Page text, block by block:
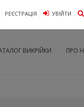
РЕЄСТРАЦІЯ УВIЙТИ
ВИКРІЙКИ ПРО